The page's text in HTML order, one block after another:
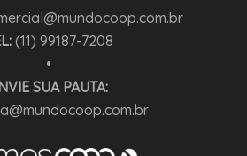
(11) 99187-7208
•
SUA PAUTA: